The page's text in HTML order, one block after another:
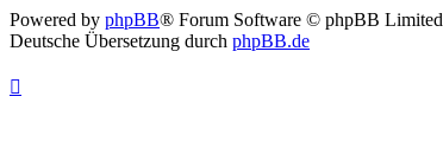
Powered by phpBB® Forum Software © phpBB Limited
Deutsche Übersetzung durch phpBB.de